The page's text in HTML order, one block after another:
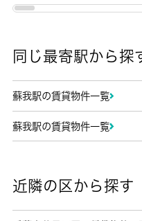
同じ最寄駅から探
蘇我駅の賃貸物件一覧
蘇我駅の賃貸物件一覧
近隣の区から探す